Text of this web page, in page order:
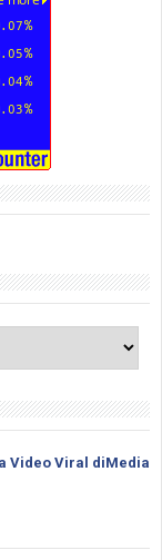
Video Viral diMedia